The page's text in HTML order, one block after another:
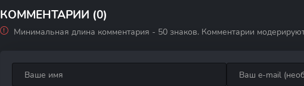
КОММЕНТАРИИ (0)
Минимальная длина комментария - 50 знаков. Комментарии